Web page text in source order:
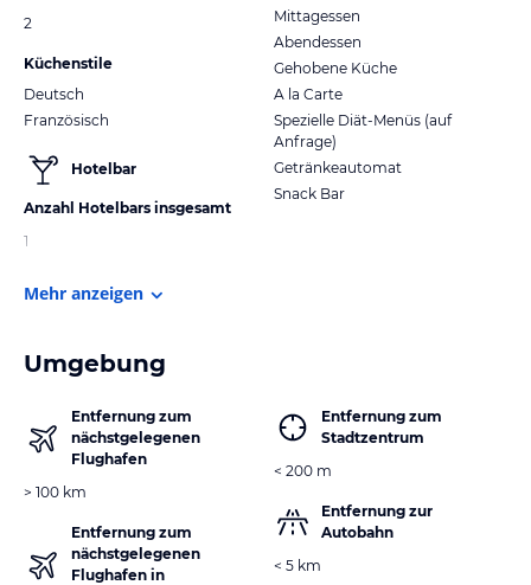
2
Küchenstile
Deutsch
Französisch
Hotelbar
Anzahl Hotelbars insgesamt
1
Mittagessen
Abendessen
Gehobene Küche
A la Carte
Spezielle Diät-Menüs (auf
Anfrage)
Getränkeautomat
Snack Bar
Mehr anzeigen
Umgebung
Entfernung zum
nächstgelegenen
Flughafen
> 100 km
Entfernung zum
nächstgelegenen
Flughafen in
Entfernung zum
Stadtzentrum
< 200 m
Entfernung zur
Autobahn
< 5 km